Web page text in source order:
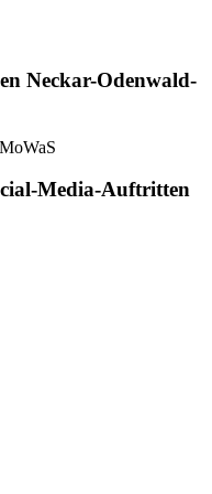
Neckar-Odenwald-
Media-Auftritten